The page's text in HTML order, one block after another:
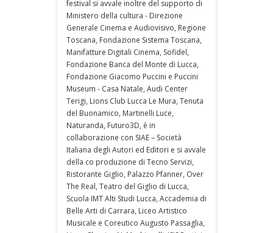
festival si avvale inoltre del supporto di
Ministero della cultura - Direzione
Generale Cinema e Audiovisivo, Regione
Toscana, Fondazione Sistema Toscana,
Manifatture Digitali Cinema, Sofidel,
Fondazione Banca del Monte di Lucca,
Fondazione Giacomo Puccini e Puccini
Museum - Casa Natale, Audi Center
Terigi, Lions Club Lucca Le Mura, Tenuta
del Buonamico, Martinelli Luce,
Naturanda, Futuro3D, è in
collaborazione con SIAE – Società
Italiana degli Autori ed Editori e si avvale
della co produzione di Tecno Servizi,
Ristorante Giglio, Palazzo Pfanner, Over
The Real, Teatro del Giglio di Lucca,
Scuola IMT Alti Studi Lucca, Accademia di
Belle Arti di Carrara, Liceo Artistico
Musicale e Coreutico Augusto Passaglia,